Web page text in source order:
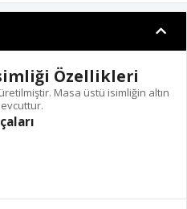
Özellikleri
Masa üstü isimliğin altın